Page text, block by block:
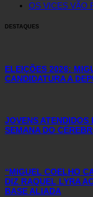
OS VICES VÃO
DESTAQUES
ELEIÇÕES 2026:
CANDIDATURA A
JOVENS ATENDIDOS
SEMANA DO
“MIGUEL COELHO
DIZ RAQUEL LYRA
BASE ALIADA